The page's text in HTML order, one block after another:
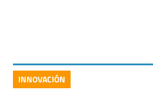
INNOVACIÓN